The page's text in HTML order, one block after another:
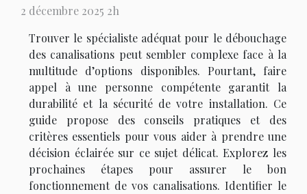
2 décembre 2025 2h
Trouver le spécialiste adéquat pour le débouchage
des canalisations peut sembler complexe face à la
multitude d’options disponibles. Pourtant, faire
appel à une personne compétente garantit la
durabilité et la sécurité de votre installation. Ce
guide propose des conseils pratiques et des
critères essentiels pour vous aider à prendre une
décision éclairée sur ce sujet délicat. Explorez les
prochaines étapes pour assurer le bon
fonctionnement de vos canalisations. Identifier le